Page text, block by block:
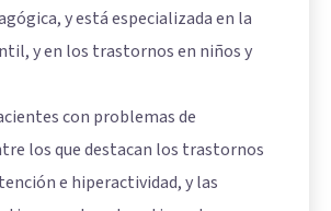
y está especializada en la
y en los trastornos en niños y
con problemas de
los que destacan los trastornos
e hiperactividad, y las